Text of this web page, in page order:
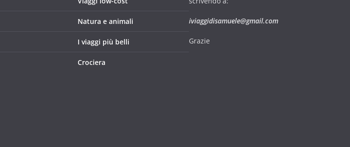
Natura e animali
I viaggi più belli
Crociera
iviaggidisamuele@gmail.com
Grazie